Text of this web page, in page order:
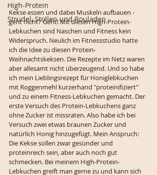
High-Protein
Strudel, Stollen und Rouladen
Kekse essen und dabei Muskeln aufbauen -
geht nicht? Geht! Mit diesen High-Protein-
Lebkuchen sind Naschen und Fitness kein
Widerspruch. Neulich im Fitnessstudio hatte
ich die Idee zu diesen Protein-
Weihnachtskeksen. Die Rezepte im Netz waren
aber allesamt nicht überzeugend. Und so habe
ich mein Lieblingsrezept für Honiglebkuchen
mit Roggenmehl kurzerhand "proteinifiziert"
und zu einem Fitness-Lebkuchen gemacht. Der
erste Versuch des Protein-Lebkuchens ganz
ohne Zucker ist missraten. Also habe ich bei
Versuch zwei etwas braunen Zucker und
natürlich Honig hinzugefügt. Mein Anspruch:
Die Kekse sollen zwar gesünder und
proteinreich sein, aber auch noch gut
schmecken. Bei meinem High-Protein-
Lebkuchen greift man gerne zu und kann sich